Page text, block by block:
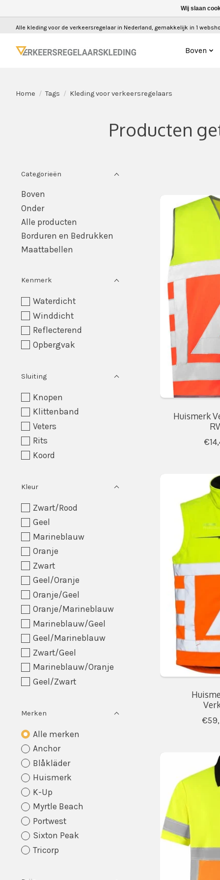
Alle kleding voor de verkeersregelaar in Nederland, gemakkelijk in 1
Boven
Home / Tags / Kleding voor verkeersregelaars
Producten
Categorieën
Boven
Onder
Alle producten
Borduren en Bedrukken
Maattabellen
Kenmerk
Waterdicht
Winddicht
Reflecterend
Opbergvak
Sluiting
Knopen
Klittenband
Veters
Rits
Koord
Kleur
Zwart/Rood
Geel
Marineblauw
Oranje
Zwart
Geel/Oranje
Oranje/Geel
Oranje/Marineblauw
Marineblauw/Geel
Geel/Marineblauw
Zwart/Geel
Marineblauw/Oranje
Geel/Zwart
Merken
Alle merken
Anchor
Blåkläder
Huismerk
K-Up
Myrtle Beach
Portwest
Sixton Peak
Tricorp
Huismerk
Wij slaan